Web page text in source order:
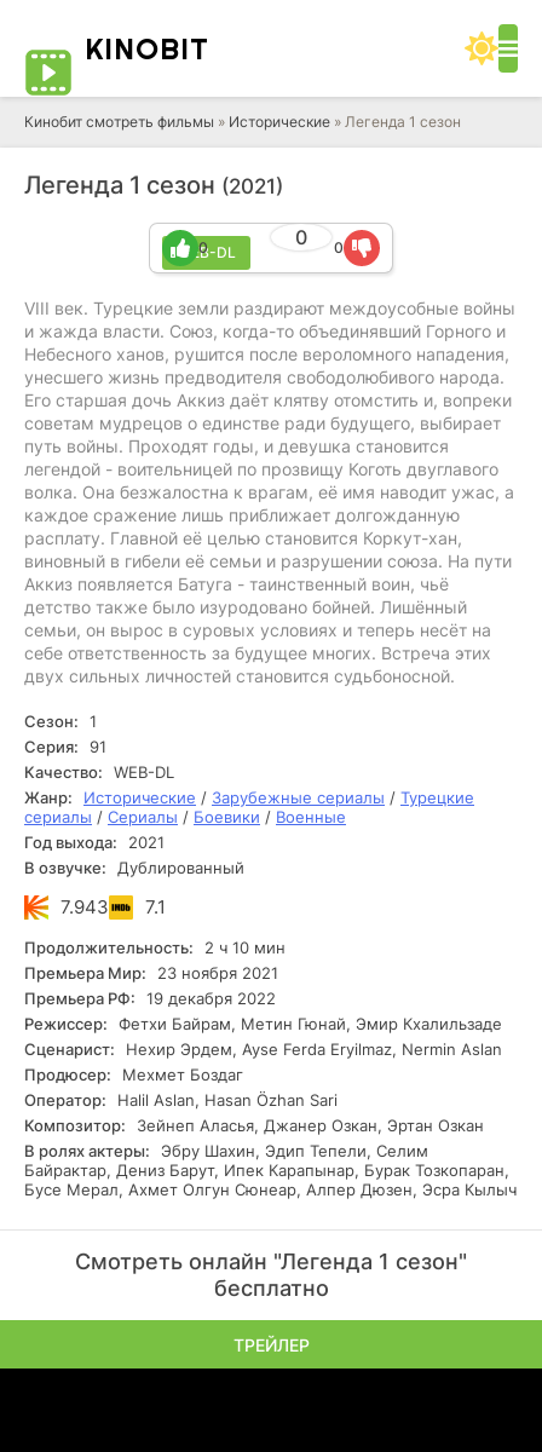
KINOBIT
Кинобит смотреть фильмы » Исторические » Легенда 1 сезон
Легенда 1 сезон (2021)
WEB-DL
0
0 0
VIII век. Турецкие земли раздирают междоусобные войны
и жажда власти. Союз, когда-то объединявший Горного и
Небесного ханов, рушится после вероломного нападения,
унесшего жизнь предводителя свободолюбивого народа.
Его старшая дочь Аккиз даёт клятву отомстить и, вопреки
советам мудрецов о единстве ради будущего, выбирает
путь войны. Проходят годы, и девушка становится
легендой - воительницей по прозвищу Коготь двуглавого
волка. Она безжалостна к врагам, её имя наводит ужас, а
каждое сражение лишь приближает долгожданную
расплату. Главной её целью становится Коркут-хан,
виновный в гибели её семьи и разрушении союза. На пути
Аккиз появляется Батуга - таинственный воин, чьё
детство также было изуродовано бойней. Лишённый
семьи, он вырос в суровых условиях и теперь несёт на
себе ответственность за будущее многих. Встреча этих
двух сильных личностей становится судьбоносной.
Сезон:
1
Серия:
91
Качество:
WEB-DL
Жанр:
Исторические / Зарубежные сериалы / Турецкие
сериалы / Сериалы / Боевики / Военные
Год выхода:
2021
В озвучке:
Дублированный
7.943 7.1
Продолжительность:
2 ч 10 мин
Премьера Мир:
23 ноября 2021
Премьера РФ:
19 декабря 2022
Режиссер:
Фетхи Байрам, Метин Гюнай, Эмир Кхалильзаде
Сценарист:
Нехир Эрдем, Ayse Ferda Eryilmaz, Nermin Aslan
Продюсер:
Мехмет Боздаг
Оператор:
Halil Aslan, Hasan Özhan Sari
Композитор:
Зейнеп Аласья, Джанер Озкан, Эртан Озкан
В ролях актеры:
Эбру Шахин, Эдип Тепели, Селим
Байрактар, Дениз Барут, Ипек Карапынар, Бурак Тозкопаран,
Бусе Мерал, Ахмет Олгун Сюнеар, Алпер Дюзен, Эсра Кылыч
Смотреть онлайн "Легенда 1 сезон"
бесплатно
ТРЕЙЛЕР